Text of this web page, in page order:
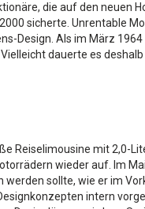
die auf den neuen
sicherte. Unrentable
Design. Als im März
dauerte es
Reiselimousine mit 2,0-
wieder auf. Im
sollte, wie er im
intern